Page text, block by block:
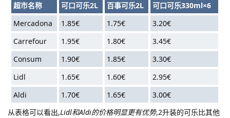
超市名称 可口可乐2L 百事可乐2L
可口可乐330ml×6
Mercadona
1.85€ 1.75€
3.20€
Carrefour
1.95€ 1.80€
3.45€
Consum
1.90€ 1.85€
3.30€
Lidl
1.65€ 1.60€
2.95€
Aldi
1.70€ 1.65€
3.00€
从表格可以看出,Lidl和Aldi的价格明显更有优势,2升装的可乐比其他